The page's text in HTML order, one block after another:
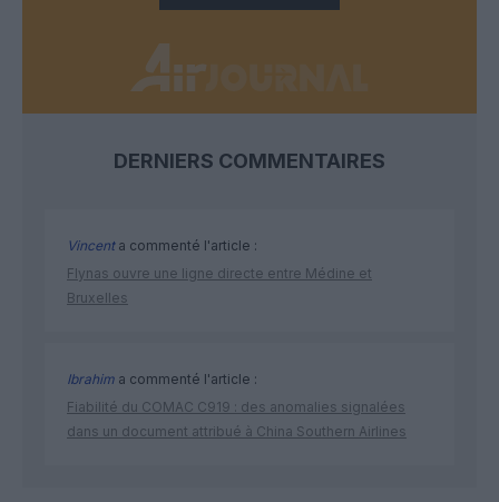
DERNIERS COMMENTAIRES
Vincenta commenté l'article :
Flynas ouvre une ligne directe entre Médine et
Bruxelles
Ibrahim a commenté l'article :
Fiabilité du COMAC C919 : des anomalies signalées
dans un document attribué à China Southern Airlines